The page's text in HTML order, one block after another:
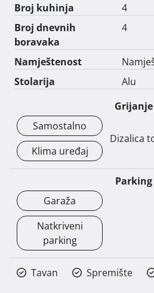
Broj kuhinja
4
Broj dnevnih
boravaka
4
Namještenost
Stolarija
Alu
Grijanje
Samostalno
Klima uređaj
Dizalica
Parking
Garaža
Natkriveni
parking
Tavan Spremište